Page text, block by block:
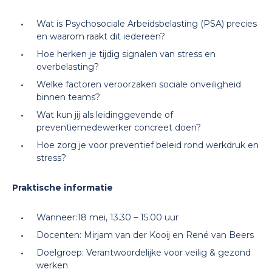
Wat is Psychosociale Arbeidsbelasting (PSA) precies
en waarom raakt dit iedereen?
Hoe herken je tijdig signalen van stress en
overbelasting?
Welke factoren veroorzaken sociale onveiligheid
binnen teams?
Wat kun jij als leidinggevende of
preventiemedewerker concreet doen?
Hoe zorg je voor preventief beleid rond werkdruk en
stress?
Praktische informatie
Wanneer:18 mei, 13.30 – 15.00 uur
Docenten: Mirjam van der Kooij en René van Beers
Doelgroep: Verantwoordelijke voor veilig & gezond
werken